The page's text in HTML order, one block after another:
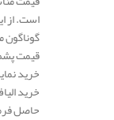
است. از
گوناگون
قیمت
خرید
خرید
حاصل